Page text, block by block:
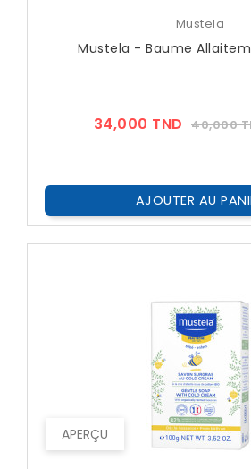
Mustela
Mustela - Baume
34,000 TND Prix
40,000
AJOUTER AU
APERÇU